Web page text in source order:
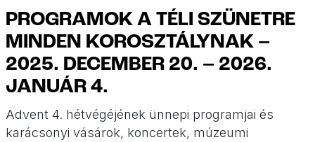
PROGRAMOK A TÉLI SZÜNETRE
MINDEN KOROSZTÁLYNAK –
2025. DECEMBER 20. – 2026.
JANUÁR 4.
Advent 4. hétvégéjének ünnepi programjai és
karácsonyi vásárok, koncertek, múzeumi